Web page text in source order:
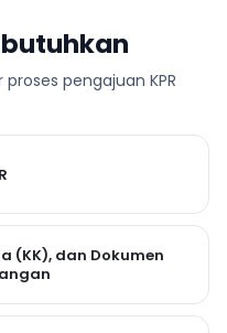
pengajuan KPR
(KK), dan Dokumen